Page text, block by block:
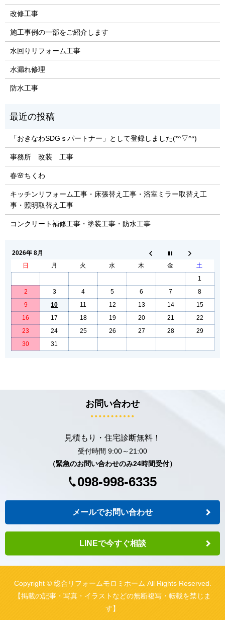
改修工事
施工事例の一部をご紹介します
水回りリフォーム工事
水漏れ修理
防水工事
「おきなわSDGｓパートナー」として登録しました(*^▽^*)
事務所 改装 工事
春🌸ちくわ
キッチンリフォーム工事・床張替え工事・浴室ミラー取替え工
事・照明取替え工事
コンクリート補修工事・塗装工事・防水工事
2026年 8月
日
月 火 水 木 金
土
1
2
3 4 5 6 7
8
9
10 11 12 13 14
15
16
17 18 19 20 21
22
23
24 25 26 27 28
29
30
31
お問い合わせ
見積もり・住宅診断無料！
受付時間 9:00～21:00
（緊急のお問い合わせのみ24時間受付）
098-998-6335
メールでお問い合わせ
LINEで今すぐ相談
Copyright © 総合リフォームモロミホーム All Rights Reserved.
【掲載の記事・写真・イラストなどの無断複写・転載を禁じま
す】